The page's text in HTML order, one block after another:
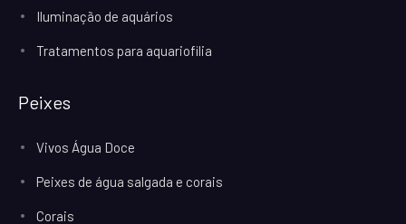
Iluminação de aquários
Tratamentos para aquariofilia
Peixes
Vivos Água Doce
Peixes de água salgada e corais
Corais